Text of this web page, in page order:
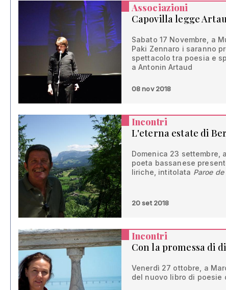
Associazioni
Capovilla legge
Sabato 17 Novembre, a
Paki Zennaro i saranno
spettacolo tra poesia e
a Antonin Artaud
08 nov 2018
Incontri
L'eterna estate di
Domenica 23 settembre,
poeta bassanese
liriche, intitolata Paroe
20 set 2018
Incontri
Con la promessa di
Venerdì 27 ottobre, a
del nuovo libro di poesie